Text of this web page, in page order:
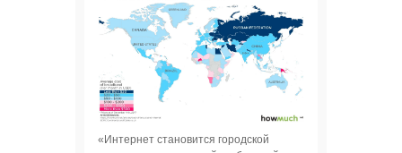
«Интернет становится городской